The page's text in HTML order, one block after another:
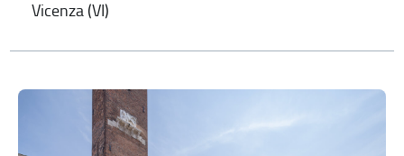
Vicenza (VI)